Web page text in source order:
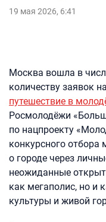
19 мая 2026, 6:41
Москва вошла в
количеству заявок
путешествие в
Росмолодёжи
по нацпроекту
конкурсного
о городе через
неожиданные
как мегаполис, но и
культуры и живой